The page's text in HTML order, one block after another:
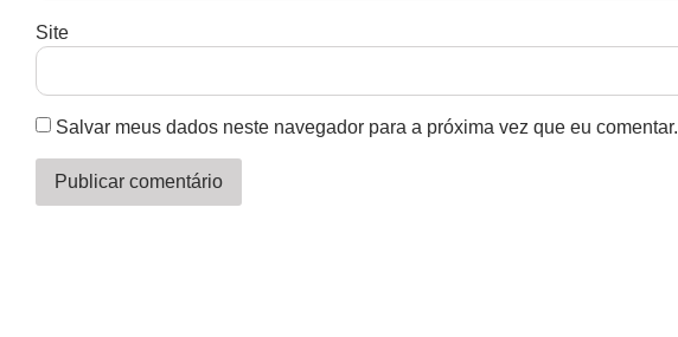
Site
Salvar meus dados neste navegador para a próxima vez que eu comentar.